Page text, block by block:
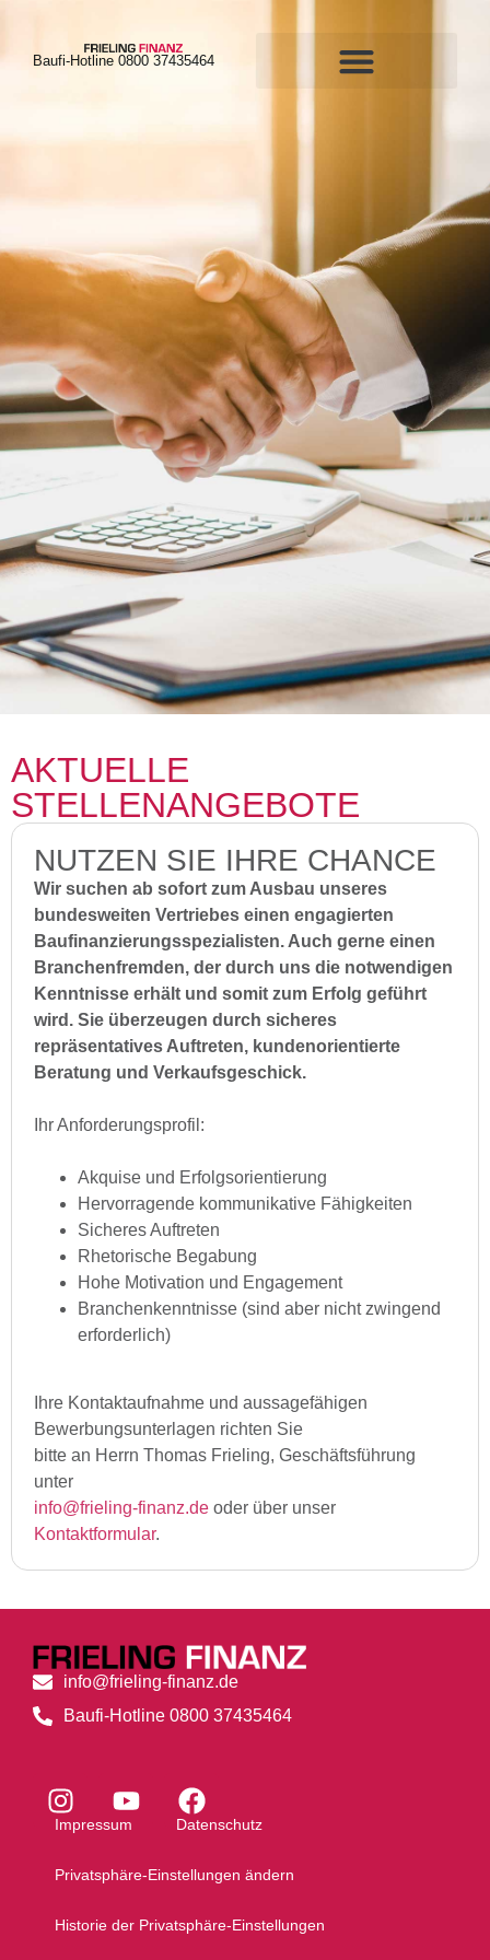
Baufi-Hotline 0800 37435464
AKTUELLE
STELLENANGEBOTE
NUTZEN SIE IHRE CHANCE
Wir suchen ab sofort zum Ausbau unseres
bundesweiten Vertriebes einen engagierten
Baufinanzierungsspezialisten. Auch gerne einen
Branchenfremden, der durch uns die notwendigen
Kenntnisse erhält und somit zum Erfolg geführt
wird. Sie überzeugen durch sicheres
repräsentatives Auftreten, kundenorientierte
Beratung und Verkaufsgeschick.
Ihr Anforderungsprofil:
Akquise und Erfolgsorientierung
Hervorragende kommunikative Fähigkeiten
Sicheres Auftreten
Rhetorische Begabung
Hohe Motivation und Engagement
Branchenkenntnisse (sind aber nicht zwingend
erforderlich)
Ihre Kontaktaufnahme und aussagefähigen
Bewerbungsunterlagen richten Sie
bitte an Herrn Thomas Frieling, Geschäftsführung
unter
info@frieling-finanz.de oder über unser
Kontaktformular.
info@frieling-finanz.de
Baufi-Hotline 0800 37435464
Impressum Datenschutz
Privatsphäre-Einstellungen ändern
Historie der Privatsphäre-Einstellungen